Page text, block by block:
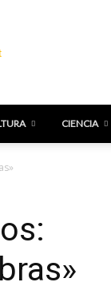
CIENCIA